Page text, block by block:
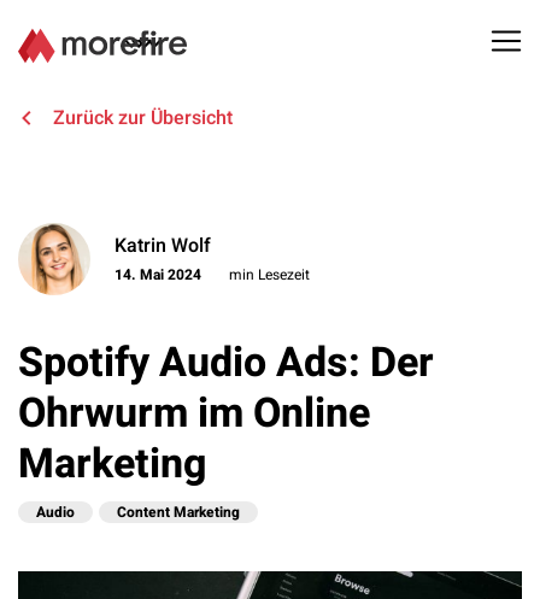
Lösungen
Über uns
Newsletter
Kontakt
Zurück zur Übersicht
Katrin Wolf
14. Mai 2024 min Lesezeit
Spotify Audio Ads: Der
Ohrwurm im Online
Marketing
Audio Content Marketing